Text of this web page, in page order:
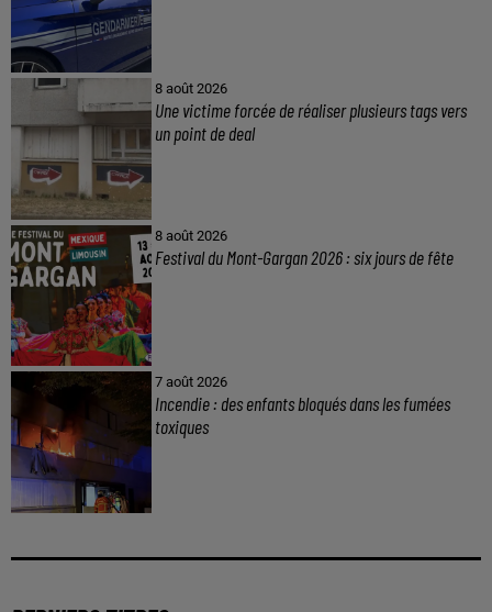
8 août 2026
Une victime forcée de réaliser plusieurs tags vers
un point de deal
8 août 2026
Festival du Mont-Gargan 2026 : six jours de fête
7 août 2026
Incendie : des enfants bloqués dans les fumées
toxiques